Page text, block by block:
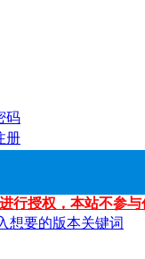
码
册
行授权，本站不参
想要的版本关键词